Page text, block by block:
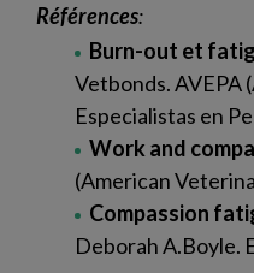
Références:
Burn-out et
Vetbonds. AVEPA
Especialistas en
Work and
(American
Compassion
Deborah A.Boyle.